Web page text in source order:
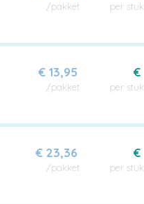
/pakket per stuk
€ 13,95
/pakket
€
per stuk
€ 23,36
/pakket
€
per stuk